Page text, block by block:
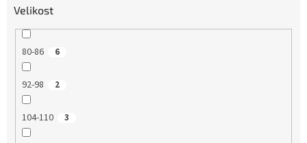
Velikost
80-86 6
92-98 2
104-110 3